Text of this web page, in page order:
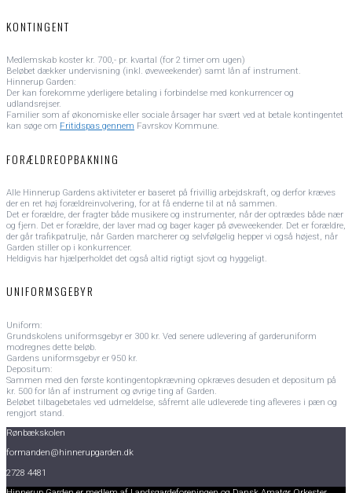
KONTINGENT
Medlemskab koster kr. 700,- pr. kvartal (for 2 timer om ugen)
Beløbet dækker undervisning (inkl. øveweekender) samt lån af instrument.
Hinnerup Garden:
Der kan forekomme yderligere betaling i forbindelse med konkurrencer og
udlandsrejser.
Familier som af økonomiske eller sociale årsager har svært ved at betale kontingentet
kan søge om Fritidspas gennem Favrskov Kommune.
FORÆLDREOPBAKNING
Alle Hinnerup Gardens aktiviteter er baseret på frivillig arbejdskraft, og derfor kræves
der en ret høj forældreinvolvering, for at få enderne til at nå sammen.
Det er forældre, der fragter både musikere og instrumenter, når der optrædes både nær
og fjern. Det er forældre, der laver mad og bager kager på øveweekender. Det er forældre,
der går trafikpatrulje, når Garden marcherer og selvfølgelig hepper vi også højest, når
Garden stiller op i konkurrencer.
Heldigvis har hjælperholdet det også altid rigtigt sjovt og hyggeligt.
UNIFORMSGEBYR
Uniform:
Grundskolens uniformsgebyr er 300 kr. Ved senere udlevering af garderuniform
modregnes dette beløb.
Gardens uniformsgebyr er 950 kr.
Depositum:
Sammen med den første kontingentopkrævning opkræves desuden et depositum på
kr. 500 for lån af instrument og øvrige ting af Garden.
Beløbet tilbagebetales ved udmeldelse, såfremt alle udleverede ting afleveres i pæn og
rengjort stand.
Rønbækskolen
formanden@hinnerupgarden.dk
2728 4481